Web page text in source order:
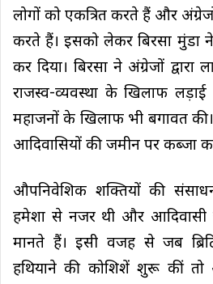
लोगों को एकत्रित करते हैं और
करते हैं। इसको लेकर बिरसा
कर दिया। बिरसा ने अंग्रेजों
राजस्व-व्यवस्था के खिलाफ
महाजनों के खिलाफ भी बगावत
आदिवासियों की जमीन पर कब्जा
औपनिवेशिक शक्तियों की
हमेशा से नजर थी और आदिवासी
मानते हैं। इसी वजह से जब
हथियाने की कोशिशें शुरू कीं तो